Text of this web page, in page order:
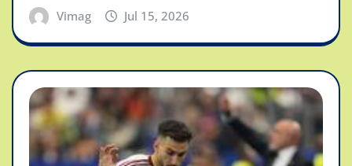
Vimag Jul 15, 2026